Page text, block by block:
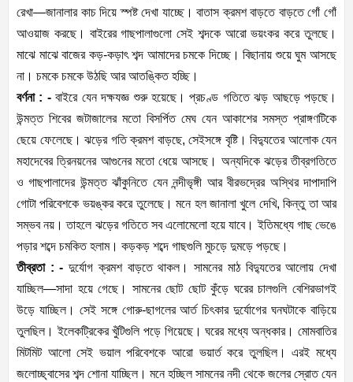
রেখা—জানালার কাচ দিয়ে স্পষ্ট দেখা যাচ্ছে। বাতাস ক্রমশ বাড়তে বাড়তে গোঁ গোঁ
আওয়াজ করছে। বাইরের গাছপালাগুলো সেই শব্দকে আরো ভয়ংকর করে তুলছে।
মাঝে মাঝে বাজের কড়-কড়াৎ শব্দ আমাদের চমকে দিচ্ছে। বিছানায় শুয়ে ঘুম আসছে
না। চমকে চমকে উঠছি আর আতঙ্কিত হচ্ছি।
বর্ণনা : -বাইরে যেন দক্ষযজ্ঞ শুরু হয়েছে। প্রচণ্ড গতিতে ঝড় আছড়ে পড়ছে।
উন্মত্ত শিবের জটাজালের মতো বিসর্পিত মেঘ যেন আকাশের সমস্ত প্রাঙ্গণটিকে
ছেয়ে ফেলেছে। ঝড়ের গতি ক্রমশ বাড়ছে, সেইসঙ্গে বৃষ্টি। বিদ্যুতের আলোক যেন
মহাদেবের ত্রিনয়নের আগুনের মতো ধেয়ে আসছে। অন্যদিকে ঝড়ের তীব্রগতিতে
ও গাছপালাদের উন্মত্ত ঝাঁকুনিতে যেন নন্দীভৃঙ্গী আর বীরভদ্রের অস্থির দাপাদাপি
গোটা পরিবেশকে ভয়ঙ্কর করে তুলেছে। মনে হল জানালা খুলে দেখি, কিন্তু তা আর
সম্ভব নয়। তাহলে ঝড়ের গতিতে সব এলোমেলো হয়ে যাবে। ইতিমধ্যে গাছ ভেঙে
পড়ার শব্দে চমকিত হলাম। কড়কড় শব্দে গাছগুলি মুচড়ে দুমড়ে পড়ছে।
তীব্রতা : - দুর্যোগ ক্রমশ বাড়তে থাকল। সামনের মাঠ বিদ্যুতের আলোয় দেখা
যাচ্ছিল—সাদা হয়ে গেছে। সামনের ছোট ছোট কুঁড়ে ঘরের চালগুলি বেশিরভাগই
উড়ে যাচ্ছিল। সেই সঙ্গে গোরু-ছাগলের আর্ত চিৎকার দুর্যোগের ঘনঘটাকে বাড়িয়ে
তুলছিল। ইলেকট্রিকের খুঁটিগুলি পড়ে গিয়েছে। ঘরের মধ্যে অন্ধকার। মোমবাতির
মিটমিট আলো সেই ভয়াল পরিবেশকে আরো ভয়ার্ত করে তুলছিল। এরই মধ্যে
জলোচ্ছ্বাসের শব্দ শোনা যাচ্ছিল। মনে হচ্ছিল সামনের নদী থেকে জলের স্রোত যেন